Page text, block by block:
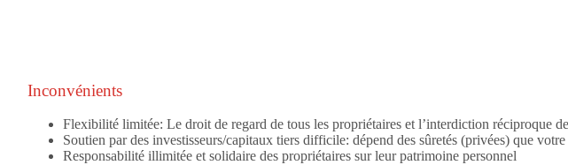
Inconvénients
Flexibilité limitée: Le droit de regard de tous les propriétaires et l’interdiction réciproque
Soutien par des investisseurs/capitaux tiers difficile:dépend des sûretés (privées) que
Responsabilité illimitée et solidaire des propriétaires sur leur patrimoine personnel